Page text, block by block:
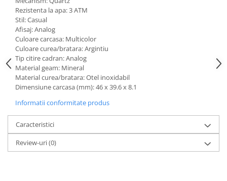
Rezistenta la apa: 3 ATM
Stil: Casual
Afisaj: Analog
Culoare carcasa: Multicolor
Culoare curea/bratara: Argintiu
Tip citire cadran: Analog
Material geam: Mineral
Material curea/bratara: Otel inoxidabil
Dimensiune carcasa (mm): 46 x 39.6 x 8.1
Informatii conformitate produs
Caracteristici
Review-uri(0)